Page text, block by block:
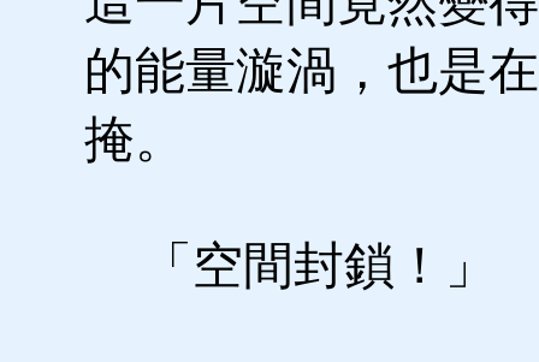
的能量漩渦，也是
掩。
「空間封鎖！」